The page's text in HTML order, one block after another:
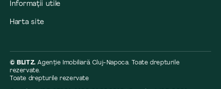
Informații utile
Harta site
© BLITZ.Agenție Imobiliară Cluj-Napoca. Toate drepturile
rezervate.
Toate drepturile rezervate